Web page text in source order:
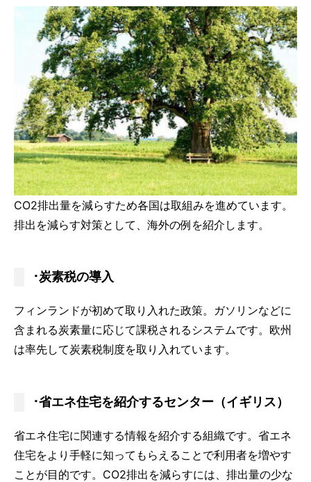
CO2排出量を減らすため各国は取組みを進めています。
排出を減らす対策として、海外の例を紹介します。
･炭素税の導入
フィンランドが初めて取り入れた政策。ガソリンなどに
含まれる炭素量に応じて課税されるシステムです。欧州
は率先して炭素税制度を取り入れています。
･省エネ住宅を紹介するセンター（イギリス）
省エネ住宅に関連する情報を紹介する組織です。省エネ
住宅をより手軽に知ってもらえることで利用者を増やす
ことが目的です。CO2排出を減らすには、排出量の少な